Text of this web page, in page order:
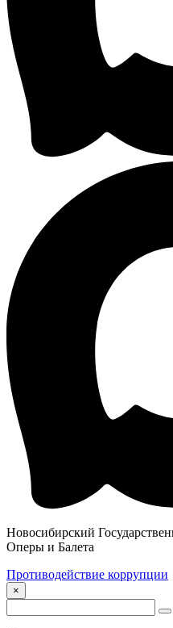
Новосибирский
Оперы и Балета
Противодействие коррупции
×